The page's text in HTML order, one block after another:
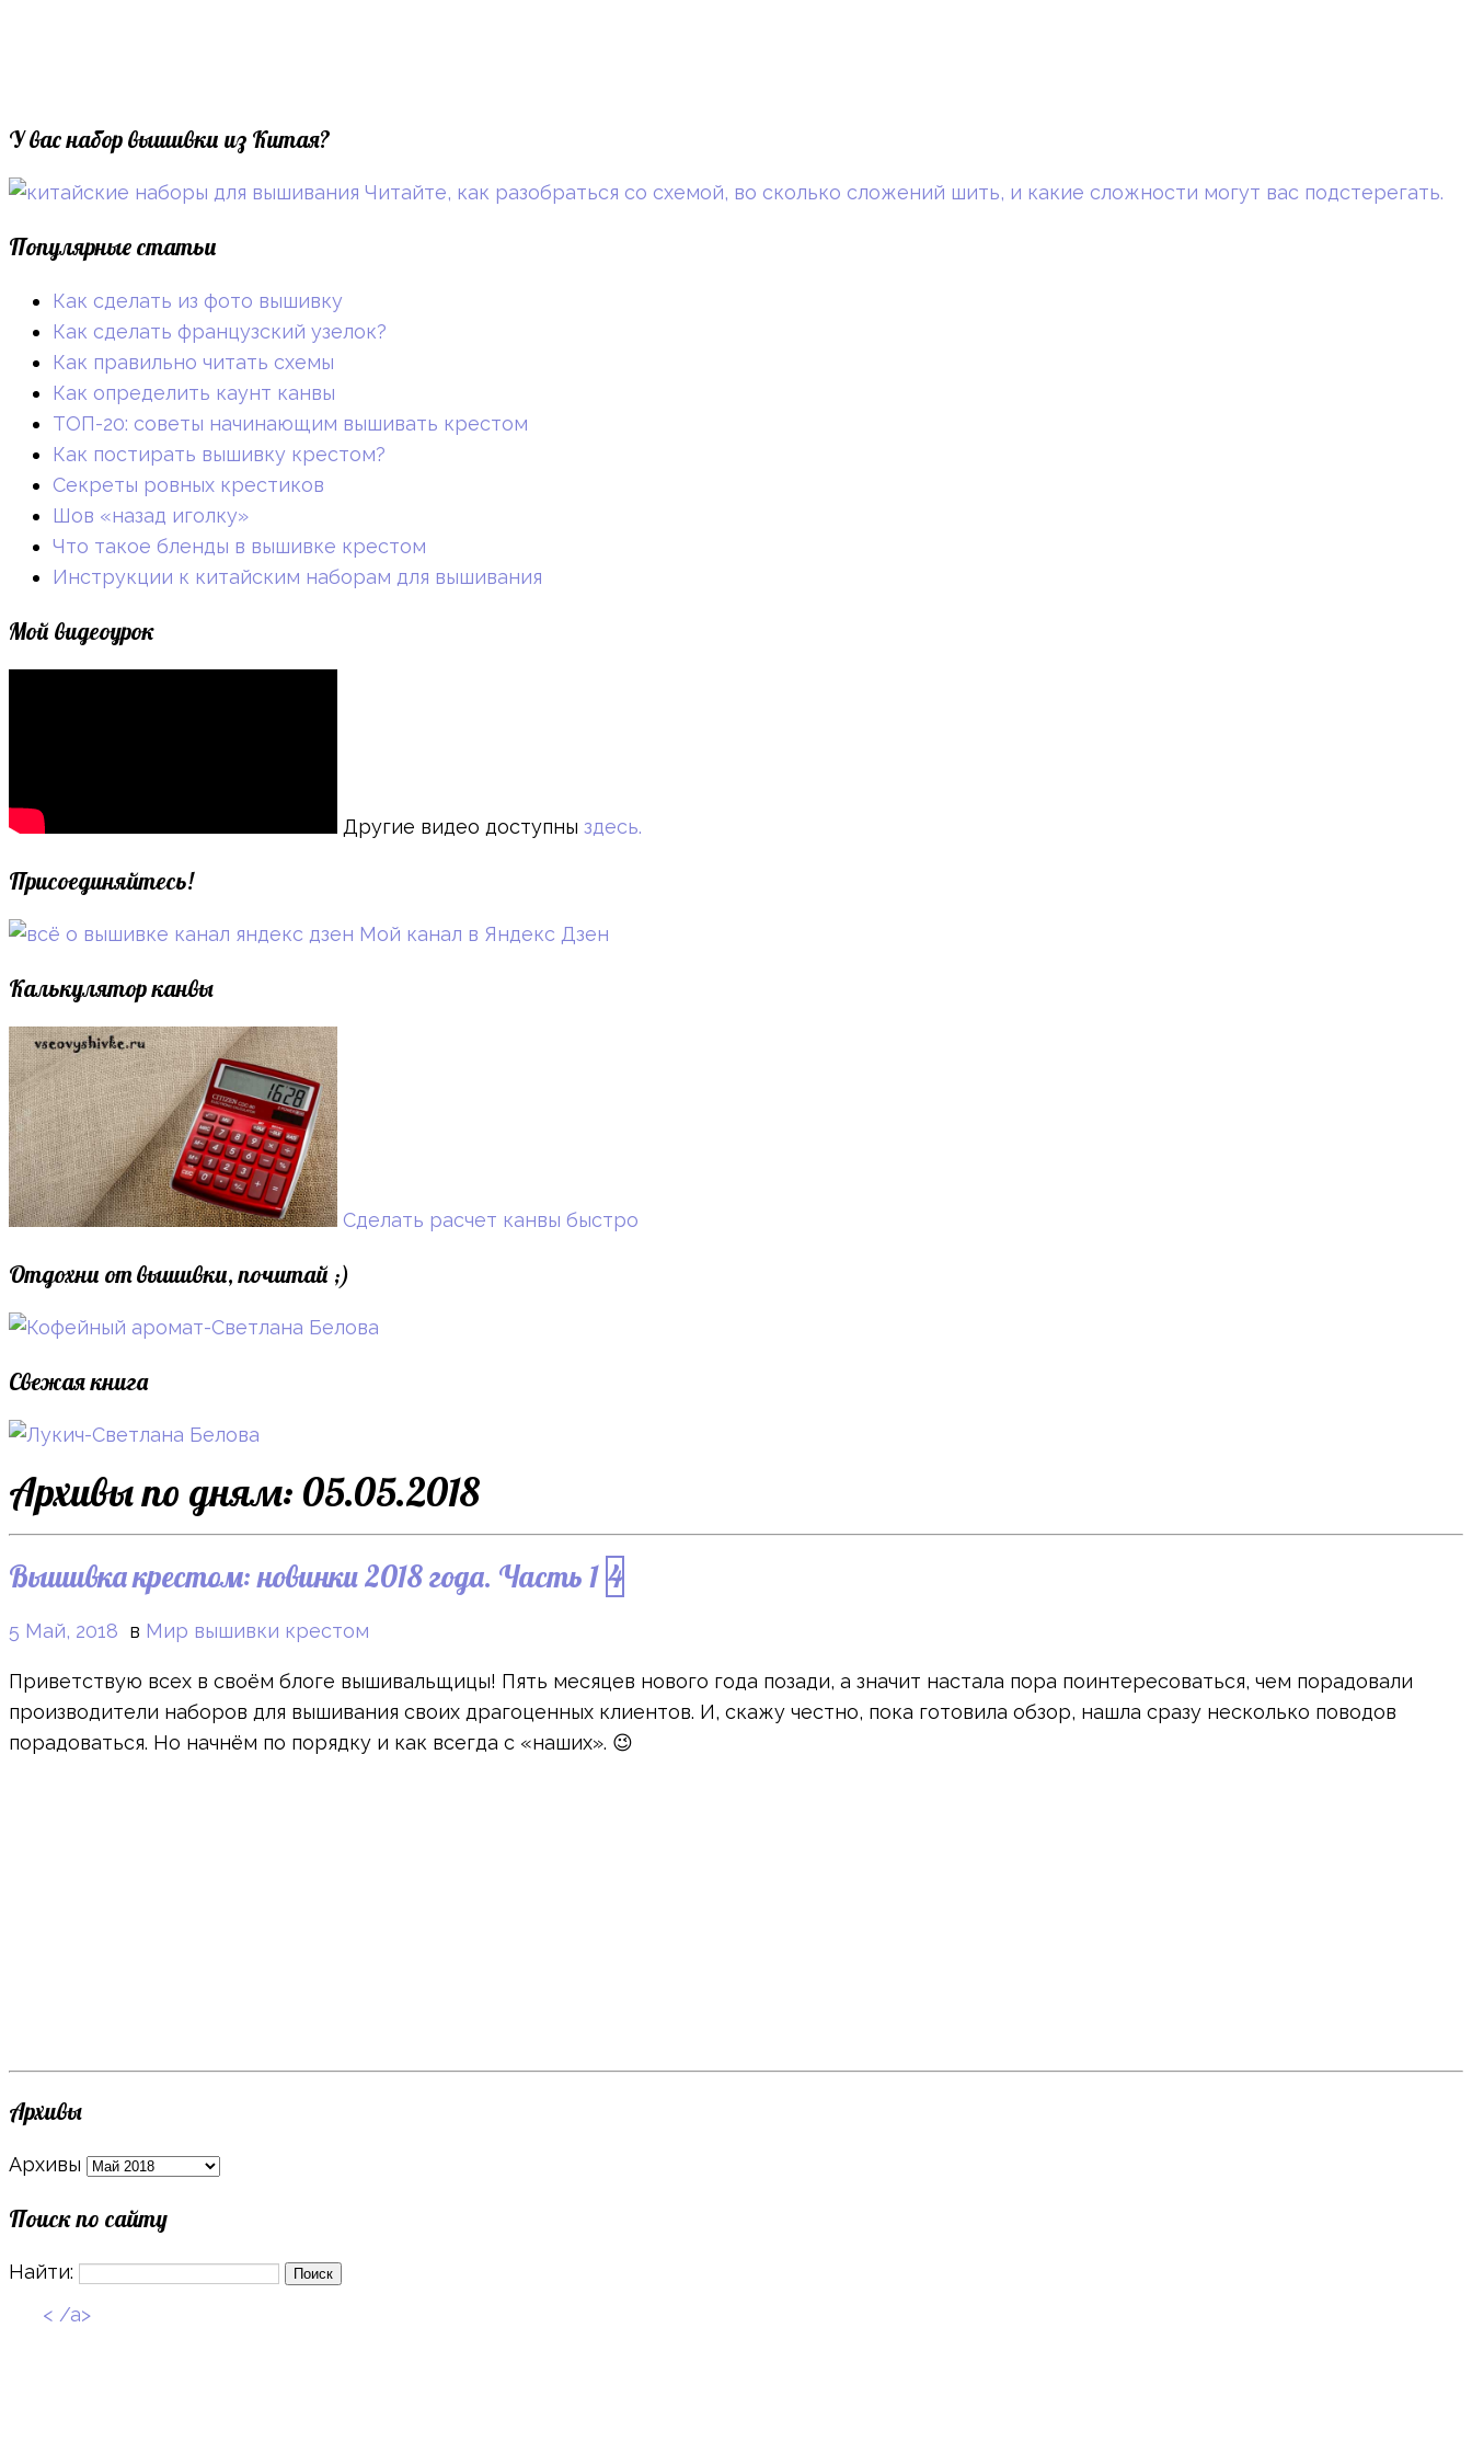
У вас набор вышивки из Китая?
Читайте, как разобраться со схемой, во сколько сложений шить, и какие сложности могут вас подстерегать.
Популярные статьи
Как сделать из фото вышивку
Как сделать французский узелок?
Как правильно читать схемы
Как определить каунт канвы
ТОП-20: советы начинающим вышивать крестом
Как постирать вышивку крестом?
Секреты ровных крестиков
Шов «назад иголку»
Что такое бленды в вышивке крестом
Инструкции к китайским наборам для вышивания
Мой видеоурок
Другие видео доступны здесь.
Присоединяйтесь!
Мой канал в Яндекс Дзен
Калькулятор канвы
Сделать расчет канвы быстро
Отдохни от вышивки, почитай ;)
Свежая книга
Архивы по дням: 05.05.2018
Вышивка крестом: новинки 2018 года. Часть 1 4
5 Май, 2018 в Мир вышивки крестом
Приветствую всех в своём блоге вышивальщицы! Пять месяцев нового года позади, а значит настала пора поинтересоваться, чем порадовали
производители наборов для вышивания своих драгоценных клиентов. И, скажу честно, пока готовила обзор, нашла сразу несколько поводов
порадоваться. Но начнём по порядку и как всегда с «наших». 😉
Архивы
Архивы
Поиск по сайту
Найти:
< /a>